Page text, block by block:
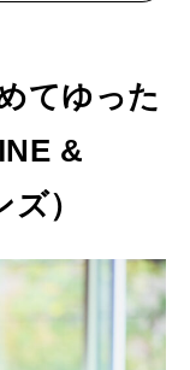
てゆった
&
）